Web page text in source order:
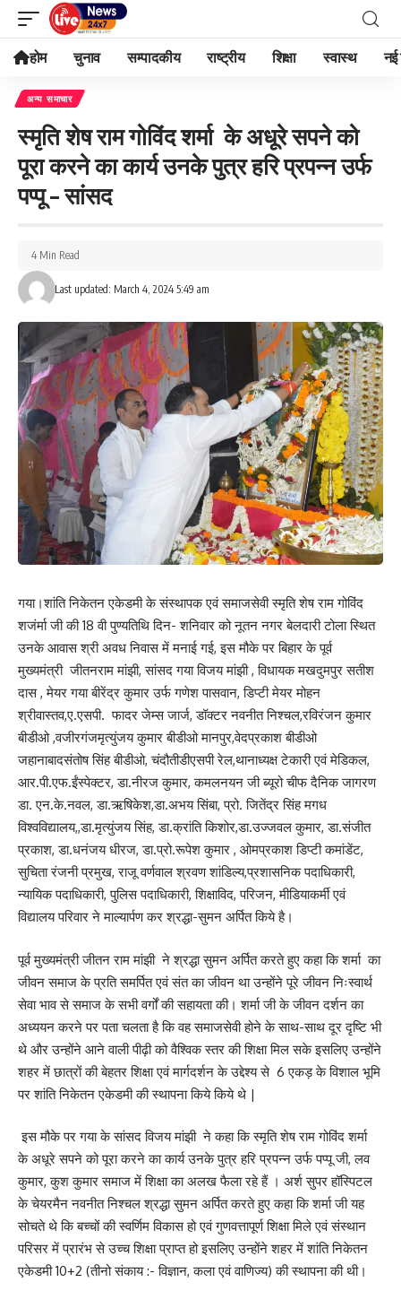
होम चुनाव सम्पादकीय राष्ट्रीय शिक्षा स्वास्थ नई
अन्य समाचार
स्मृति शेष राम गोविंद शर्मा के अधूरे सपने को
पूरा करने का कार्य उनके पुत्र हरि प्रपन्न उर्फ
पप्पू – सांसद
Last updated: March 4, 2024 5:49 am
4 Min Read
गया।शांति निकेतन एकेडमी के संस्थापक एवं समाजसेवी स्मृति शेष राम गोविंद
शजंर्मा जी की 18 वी पुण्यतिथि दिन- शनिवार को नूतन नगर बेलदारी टोला स्थित
उनके आवास श्री अवध निवास में मनाई गई, इस मौके पर बिहार के पूर्व
मुख्यमंत्री जीतनराम मांझी, सांसद गया विजय मांझी , विधायक मखदुमपुर सतीश
दास , मेयर गया बीरेंद्र कुमार उर्फ गणेश पासवान, डिप्टी मेयर मोहन
श्रीवास्तव,ए.एसपी. फादर जेम्स जार्ज, डॉक्टर नवनीत निश्चल,रविरंजन कुमार
बीडीओ ,वजीरगंजमृत्युंजय कुमार बीडीओ मानपुर,वेदप्रकाश बीडीओ
जहानाबादसंतोष सिंह बीडीओ, चंदौतीडीएसपी रेल,थानाध्यक्ष टेकारी एवं मेडिकल,
आर.पी.एफ.ईंस्पेक्टर, डा.नीरज कुमार, कमलनयन जी ब्यूरो चीफ दैनिक जागरण
डा. एन.के.नवल, डा.ऋषिकेश,डा.अभय सिंबा, प्रो. जितेंद्र सिंह मगध
विश्वविद्यालय,,डा.मृत्युंजय सिंह, डा.क्रांति किशोर,डा.उज्जवल कुमार, डा.संजीत
प्रकाश, डा.धनंजय धीरज, डा.प्रो.रूपेश कुमार , ओमप्रकाश डिप्टी कमांडेंट,
सुचिता रंजनी प्रमुख, राजू वर्णवाल श्रवण शांडिल्य,प्रशासनिक पदाधिकारी,
न्यायिक पदाधिकारी, पुलिस पदाधिकारी, शिक्षाविद, परिजन, मीडियाकर्मी एवं
विद्यालय परिवार ने माल्यार्पण कर श्रद्धा-सुमन अर्पित किये है।
पूर्व मुख्यमंत्री जीतन राम मांझी ने श्रद्धा सुमन अर्पित करते हुए कहा कि शर्मा का
जीवन समाज के प्रति समर्पित एवं संत का जीवन था उन्होंने पूरे जीवन निःस्वार्थ
सेवा भाव से समाज के सभी वर्गों की सहायता की। शर्मा जी के जीवन दर्शन का
अध्ययन करने पर पता चलता है कि वह समाजसेवी होने के साथ-साथ दूर दृष्टि भी
थे और उन्होंने आने वाली पीढ़ी को वैश्विक स्तर की शिक्षा मिल सके इसलिए उन्होंने
शहर में छात्रों की बेहतर शिक्षा एवं मार्गदर्शन के उद्देश्य से 6 एकड़ के विशाल भूमि
पर शांति निकेतन एकेडमी की स्थापना किये किये थे |
इस मौके पर गया के सांसद विजय मांझी ने कहा कि स्मृति शेष राम गोविंद शर्मा
के अधूरे सपने को पूरा करने का कार्य उनके पुत्र हरि प्रपन्न उर्फ पप्पू जी, लव
कुमार, कुश कुमार समाज में शिक्षा का अलख फैला रहे हैं । अर्श सुपर हॉस्पिटल
के चेयरमैन नवनीत निश्चल श्रद्धा सुमन अर्पित करते हुए कहा कि शर्मा जी यह
सोचते थे कि बच्चों की स्वर्णिम विकास हो एवं गुणवत्तापूर्ण शिक्षा मिले एवं संस्थान
परिसर में प्रारंभ से उच्च शिक्षा प्राप्त हो इसलिए उन्होंने शहर में शांति निकेतन
एकेडमी 10+2 (तीनो संकाय :- विज्ञान, कला एवं वाणिज्य) की स्थापना की थी।